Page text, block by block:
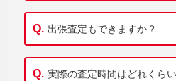
出張査定もできますか？
実際の査定時間はどれくら